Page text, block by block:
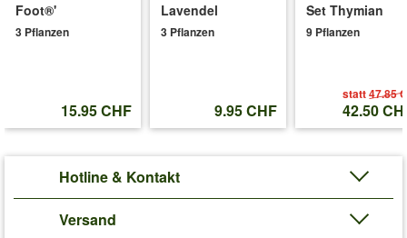
Foot®'
3 Pflanzen
15.95 CHF
Lavendel
3 Pflanzen
9.95 CHF
Set Thymian
9 Pflanzen
statt47.85
42.50
Hotline & Kontakt
Versand